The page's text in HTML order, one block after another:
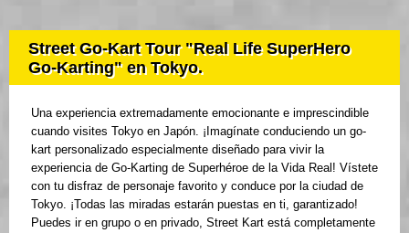
Street Go-Kart Tour "Real Life SuperHero
Go-Karting" en Tokyo.
Una experiencia extremadamente emocionante e imprescindible
cuando visites Tokyo en Japón. ¡Imagínate conduciendo un go-
kart personalizado especialmente diseñado para vivir la
experiencia de Go-Karting de Superhéroe de la Vida Real! Vístete
con tu disfraz de personaje favorito y conduce por la ciudad de
Tokyo. ¡Todas las miradas estarán puestas en ti, garantizado!
Puedes ir en grupo o en privado, Street Kart está completamente